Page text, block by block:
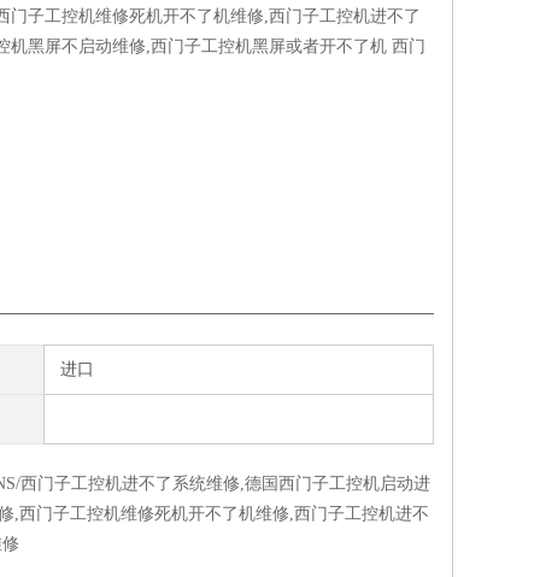
门子工控机维修死机开不了机维修,西门子工控机进不了
机黑屏不启动维修,西门子工控机黑屏或者开不了机 西门
进口
西门子工控机进不了系统维修,德国西门子工控机启动进
,西门子工控机维修死机开不了机维修,西门子工控机进不